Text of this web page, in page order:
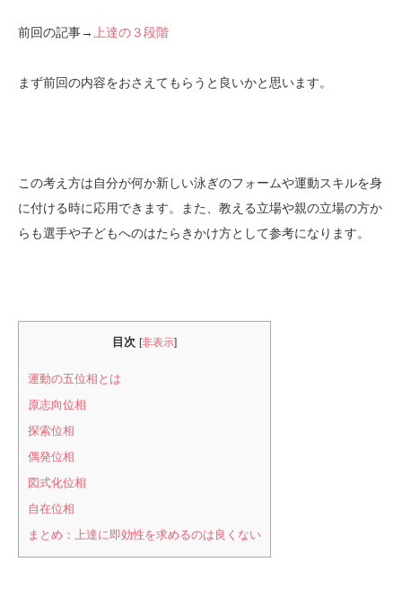
前回の記事→ 上達の３段階
まず前回の内容をおさえてもらうと良いかと思います。
この考え方は自分が何か新しい泳ぎのフォームや運動スキルを身
に付ける時に応用できます。また、教える立場や親の立場の方か
らも選手や子どもへのはたらきかけ方として参考になります。
目次 [非表示]
運動の五位相とは
原志向位相
探索位相
偶発位相
図式化位相
自在位相
まとめ：上達に即効性を求めるのは良くない